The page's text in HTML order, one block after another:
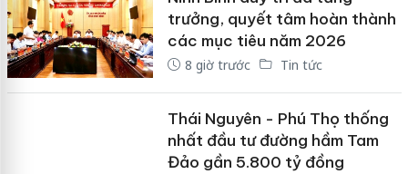
trưởng, quyết tâm hoàn thành
các mục tiêu năm 2026
8 giờ trước Tin tức
Thái Nguyên - Phú Thọ thống
nhất đầu tư đường hầm Tam
Đảo gần 5.800 tỷ đồng